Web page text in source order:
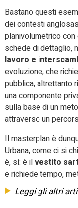
Bastano questi
dei contesti
planivolumetrico con
schede di dettaglio,
lavoro e
evoluzione, che
pubblica, altrettanto
una componente
sulla base di un
attraverso un
Il masterplan è
Urbana, come ci si
è, sì: è ilvestito
e richiede tempo,
Leggi gli altri